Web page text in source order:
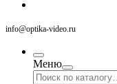
info@optika-video.ru
Меню